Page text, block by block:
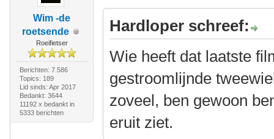
Wim -de
roetsende
Roeifietser
Berichten: 7.586
Topics: 189
Lid sinds: Apr 2017
Bedankt: 3644
11192 x bedankt in
5333 berichten
Hardloper schreef:
Wie heeft dat laatste
gestroomlijnde
zoveel, ben gewoon
eruit ziet.